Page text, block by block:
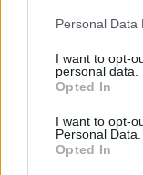
Personal Data
I want to opt-
personal data.
Opted In
I want to opt-
Personal Data.
Opted In
Dlaczego
Dodaj